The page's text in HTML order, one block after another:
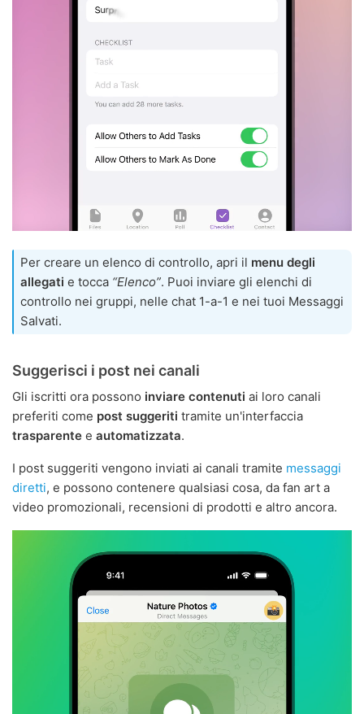
Per creare un elenco di controllo, apri il menu degli
allegati e tocca “Elenco”. Puoi inviare gli elenchi di
controllo nei gruppi, nelle chat 1-a-1 e nei tuoi Messaggi
Salvati.
Suggerisci i post nei canali
Gli iscritti ora possono inviare contenuti ai loro canali
preferiti come post suggeriti tramite un'interfaccia
trasparente e automatizzata.
I post suggeriti vengono inviati ai canali tramite messaggi
diretti, e possono contenere qualsiasi cosa, da fan art a
video promozionali, recensioni di prodotti e altro ancora.